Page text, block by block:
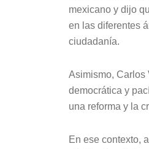
mexicano y dijo
en las diferentes
ciudadanía.
Asimismo, Carlos
democrática y
una reforma y la
En ese contexto,